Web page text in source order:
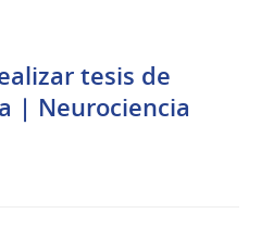
tesis de
| Neurociencia